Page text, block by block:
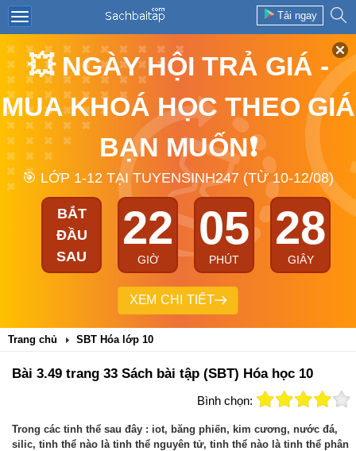
Tải ngay
💥 NGÀY HỘI TRẢ GIÁ -
MUA KHOÁ HỌC THEO GIÁ
BẠN MUỐN❗
🎯 LỚP 1-12 TẠI TUYENSINH247 (TỪ 10-12/08)
BẮT
ĐẦU
SAU
22
GIỜ
05
PHÚT
28
GIÂY
XEM CHI TIẾT
Trang chủ SBT Hóa lớp 10
Bài 3.49 trang 33 Sách bài tập (SBT) Hóa học 10
Bình chọn:
Trong các tinh thể sau đây : iot, băng phiến, kim cương, nước đá,
silic, tinh thể nào là tinh thể nguyên tử, tinh thể nào là tinh thể phân